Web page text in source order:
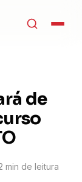
de
min de leitura